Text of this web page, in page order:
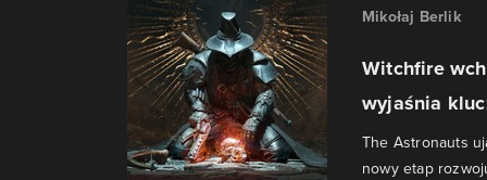
Mikołaj Berlik
Witchfire
wyjaśnia
The Astronauts
nowy etap